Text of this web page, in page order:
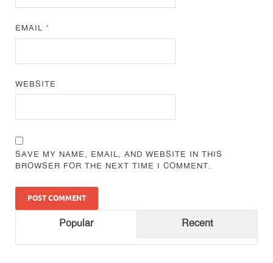
EMAIL*
WEBSITE
SAVE MY NAME, EMAIL, AND WEBSITE IN THIS
BROWSER FOR THE NEXT TIME I COMMENT.
Popular Recent